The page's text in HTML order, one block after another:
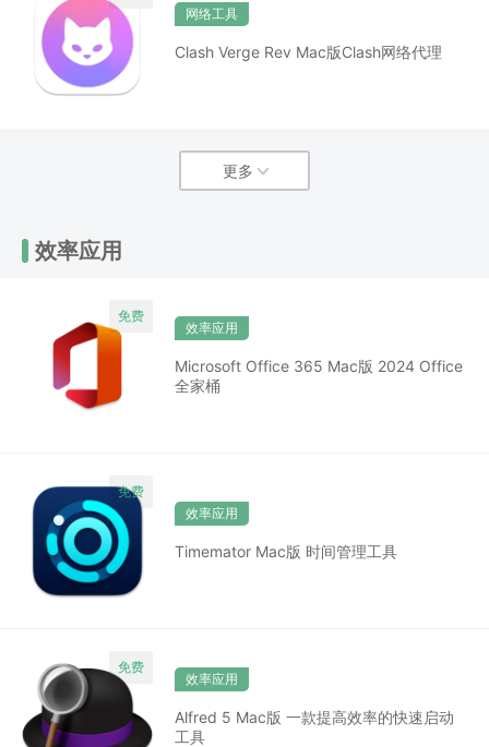
网络工具
Clash Verge Rev Mac版Clash网络代理
更多
效率应用
效率应用
Microsoft Office 365 Mac版 2024 Office
全家桶
效率应用
Timemator Mac版 时间管理工具
效率应用
Alfred 5 Mac版 一款提高效率的快速启动
工具